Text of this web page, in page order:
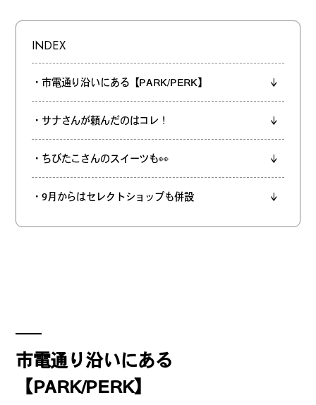
#パイセンの行きつけにつ
#札幌来たら、まずはココ
僕らの便利酒場
# Meet-Up Spot
INDEX
・市電通り沿いにある【PARK/PERK】
・サナさんが頼んだのはコレ！
・ちびたこさんのスイーツも👀
・9月からはセレクトショップも併設
市電通り沿いにある
【PARK/PERK】